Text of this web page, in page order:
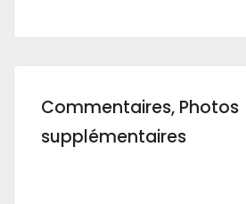
Commentaires, Photos
supplémentaires